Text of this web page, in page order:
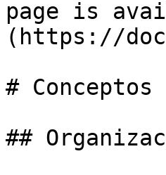
page is
(https://
# Conceptos
##